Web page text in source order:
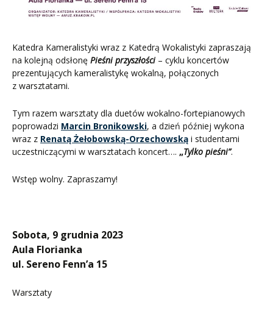
Katedra Kameralistyki wraz z Katedrą Wokalistyki zapraszają
na kolejną odsłonę Pieśni przyszłości – cyklu koncertów
prezentujących kameralistykę wokalną, połączonych
z warsztatami.
Tym razem warsztaty dla duetów wokalno-fortepianowych
poprowadzi Marcin Bronikowski, a dzień później wykona
wraz z Renatą Żełobowską-Orzechowską i studentami
uczestniczącymi w warsztatach koncert…. „Tylko pieśni”.
Wstęp wolny. Zapraszamy!
Sobota, 9 grudnia 2023
Aula Florianka
ul. Sereno Fenn’a 15
Warsztaty